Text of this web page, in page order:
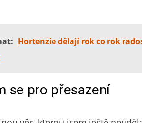
Hortenzie dělají rok co rok
se pro přesazení